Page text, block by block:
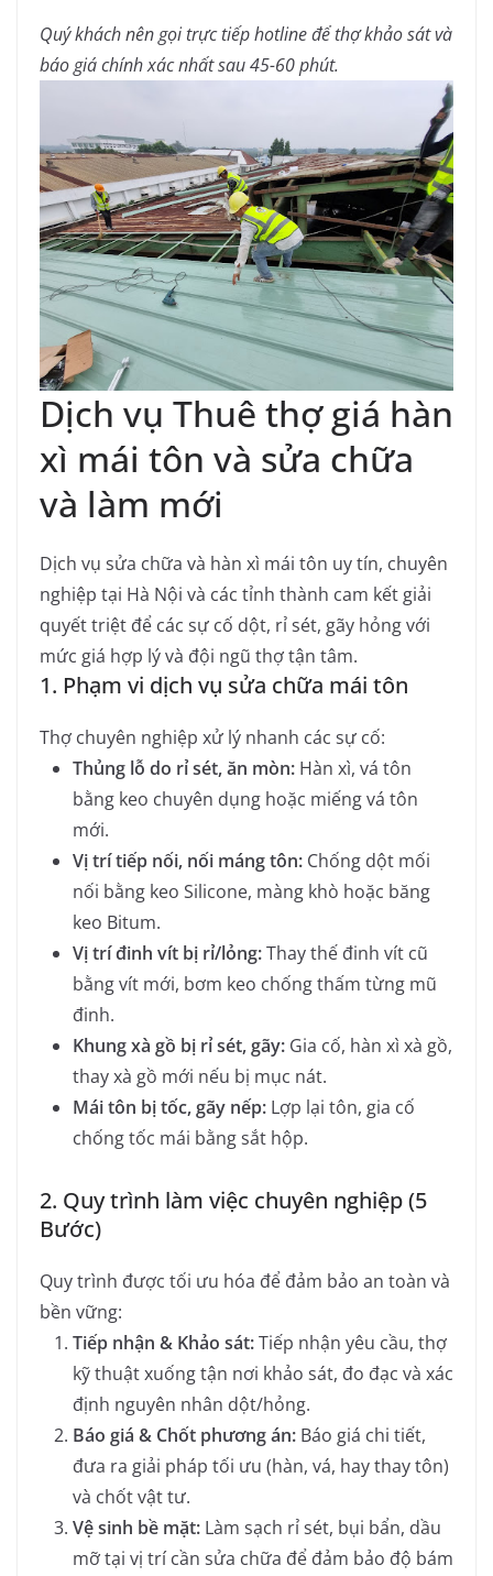
Quý khách nên gọi trực tiếp hotline để thợ khảo sát và
báo giá chính xác nhất sau 45-60 phút.
Dịch vụ Thuê thợ giá hàn
xì mái tôn và sửa chữa
và làm mới
Dịch vụ sửa chữa và hàn xì mái tôn uy tín, chuyên
nghiệp tại Hà Nội và các tỉnh thành cam kết giải
quyết triệt để các sự cố dột, rỉ sét, gãy hỏng với
mức giá hợp lý và đội ngũ thợ tận tâm.
1. Phạm vi dịch vụ sửa chữa mái tôn
Thợ chuyên nghiệp xử lý nhanh các sự cố:
Thủng lỗ do rỉ sét, ăn mòn: Hàn xì, vá tôn
bằng keo chuyên dụng hoặc miếng vá tôn
mới.
Vị trí tiếp nối, nối máng tôn: Chống dột mối
nối bằng keo Silicone, màng khò hoặc băng
keo Bitum.
Vị trí đinh vít bị rỉ/lỏng:Thay thế đinh vít cũ
bằng vít mới, bơm keo chống thấm từng mũ
đinh.
Khung xà gồ bị rỉ sét, gãy: Gia cố, hàn xì xà gồ,
thay xà gồ mới nếu bị mục nát.
Mái tôn bị tốc, gãy nếp: Lợp lại tôn, gia cố
chống tốc mái bằng sắt hộp.
2. Quy trình làm việc chuyên nghiệp (5
Bước)
Quy trình được tối ưu hóa để đảm bảo an toàn và
bền vững:
Tiếp nhận & Khảo sát:Tiếp nhận yêu cầu, thợ
kỹ thuật xuống tận nơi khảo sát, đo đạc và xác
định nguyên nhân dột/hỏng.
Báo giá & Chốt phương án: Báo giá chi tiết,
đưa ra giải pháp tối ưu (hàn, vá, hay thay tôn)
và chốt vật tư.
Vệ sinh bề mặt: Làm sạch rỉ sét, bụi bẩn, dầu
mỡ tại vị trí cần sửa chữa để đảm bảo độ bám